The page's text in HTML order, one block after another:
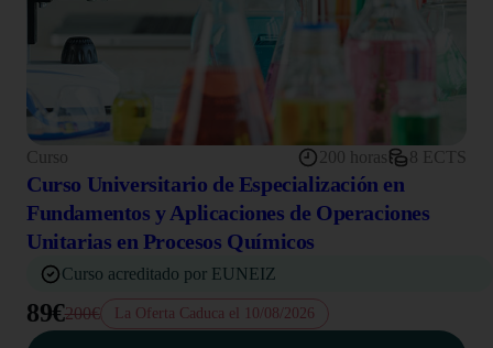
Curso 200 horas 8 ECTS
Curso Universitario de Especialización en
Fundamentos y Aplicaciones de Operaciones
Unitarias en Procesos Químicos
Curso acreditado por EUNEIZ
89€200€ La Oferta Caduca el 10/08/2026